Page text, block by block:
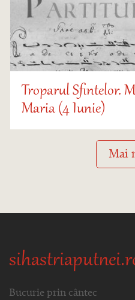
Troparul Sfintelor.
Maria (4 Iunie)
Mai
Bucurie prin cântec